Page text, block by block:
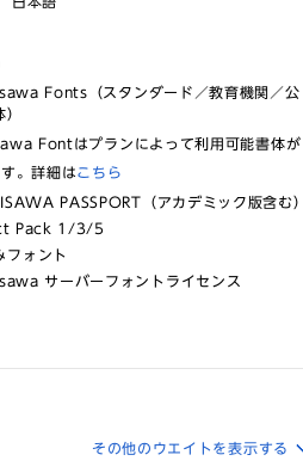
Fonts（スタンダード／教育機関／公
Fontはプランによって利用可能書体が
。詳細はこちら
PASSPORT（アカデミック版含む）
Pack 1/3/5
フォント
サーバーフォントライセンス
その他のウエイトを表示する